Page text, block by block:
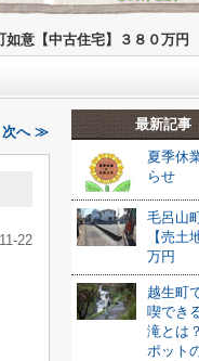
如意【中古住宅】３８０万円
次へ ≫
22
最新記事
夏季休
らせ
毛呂山
【売土
万円
越生町
喫でき
滝とは
ポット